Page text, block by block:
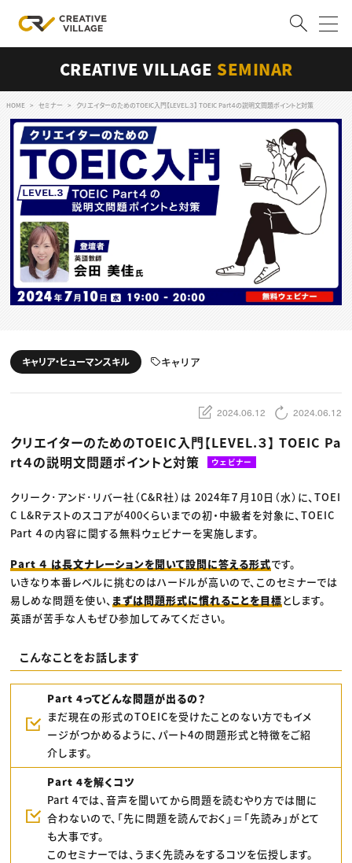
ログイン 会員登録
RECRUIT
クリエイター求人を探す
CREATIVE JOB求人検索
特集求人
採用説明会
転職支援サービス
CONTENTS
スキルアップしたい！
動画配信・映像制作
編集・ライティング
ディレクション
TOP Creator’s コラム トップ
Webクリエイター
ゲームクリエイター
クリエイターインタビュー
C＆R Magazine
セミナー
ニュース・トレンド トップ
Web
映像
広告
出版
CREATIVE VILLAGEからのお知らせ
CREATIVE VILLAGE SEMINAR
HOME セミナー クリエイターのためのTOEIC入門【LEVEL.３】 TOEIC Part４の説明文問題ポイントと対策
キャリア・ヒューマンスキル キャリア
2024.06.12 2024.06.12
クリエイターのためのTOEIC入門【LEVEL.３】 TOEIC Pa
rt４の説明文問題ポイントと対策
ウェビナー
クリーク･アンド･リバー社（C&R社）は 2024年７月10日（水）に、TOEI
C L&Rテストのスコアが400くらいまでの初・中級者を対象に、TOEIC
Part ４の内容に関する無料ウェビナーを実施します。
Part ４ は長文ナレーションを聞いて設問に答える形式です。
いきなり本番レベルに挑むのはハードルが高いので、このセミナーでは
易しめな問題を使い、 まずは問題形式に慣れることを目標とします。
英語が苦手な人もぜひ参加してみてください。​
こんなことをお話します
Part 4ってどんな問題が出るの？
まだ現在の形式のTOEICを受けたことのない方でもイメ
ージがつかめるように、パート4の問題形式と特徴をご紹
介します。
Part 4を解くコツ
Part 4では、音声を聞いてから問題を読むやり方では間に
合わないので、「先に問題を読んでおく」＝「先読み」がとて
も大事です。
このセミナーでは、うまく先読みをするコツを伝授します。